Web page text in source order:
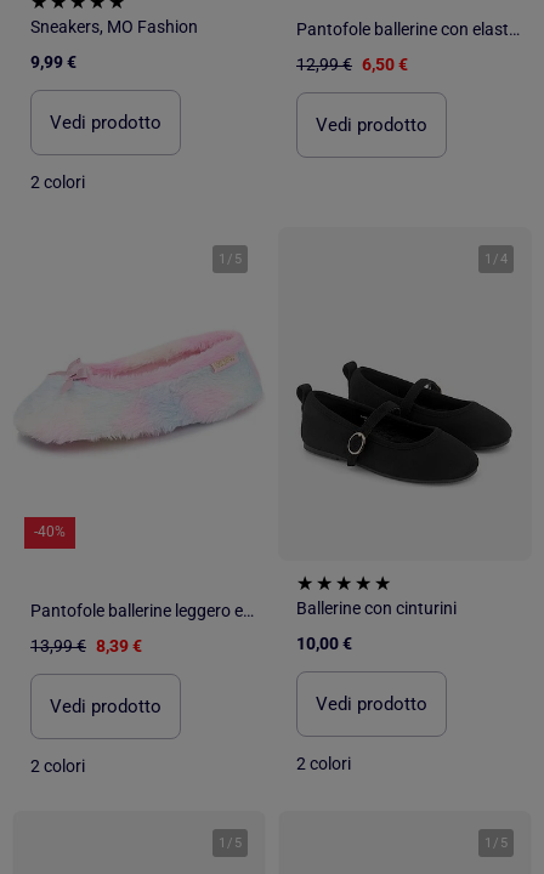
Sneakers, MO Fashion
9,99 €
Vedi prodotto
2 colori
Pantofole ballerine con elastico, leggero e confortevole, bambina Isotoner
12,99 € 6,50 €
Vedi prodotto
1 / 5
-40%
Pantofole ballerine leggero e confortevole, facile da bambina Isotoner
13,99 € 8,39 €
Vedi prodotto
2 colori
1 /4
Ballerine con cinturini
10,00 €
Vedi prodotto
2 colori
1 / 5 1 / 5